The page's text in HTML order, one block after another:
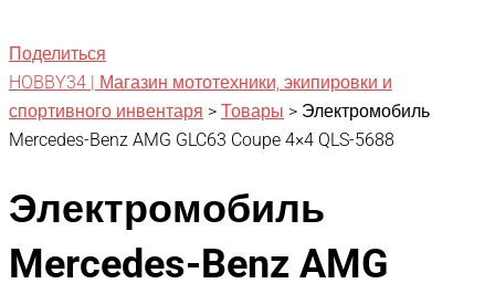
Поделиться
HOBBY34 | Магазин мототехники, экипировки и
спортивного инвентаря > Товары > Электромобиль
Mercedes-Benz AMG GLC63 Coupe 4×4 QLS-5688
Электромобиль
Mercedes-Benz AMG